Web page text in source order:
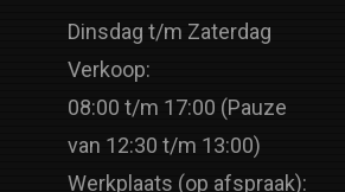
Dinsdag t/m Zaterdag
Verkoop:
08:00 t/m 17:00 (Pauze
van 12:30 t/m 13:00)
Werkplaats (op afspraak):